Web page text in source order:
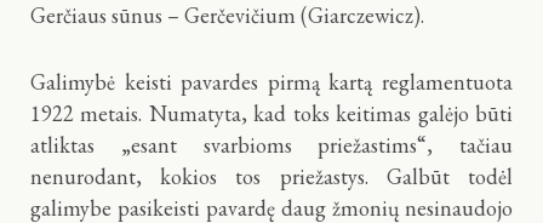
Gerčiaus sūnus – Gerčevičium (Giarczewicz).
Galimybė keisti pavardes pirmą kartą reglamentuota
1922 metais. Numatyta, kad toks keitimas galėjo būti
atliktas „esant svarbioms priežastims“, tačiau
nenurodant, kokios tos priežastys. Galbūt todėl
galimybe pasikeisti pavardę daug žmonių nesinaudojo